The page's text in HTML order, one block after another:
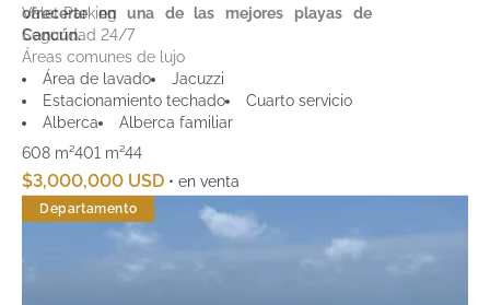
Valet Parking
Seguridad 24/7
Áreas comunes de lujo
ofrecerte en una de las mejores playas de
Cancún.
Área de lavado
Jacuzzi
Estacionamiento techado
Cuarto servicio
Alberca
Alberca familiar
608 m²401 m²44
$3,000,000 USD • en venta
Departamento